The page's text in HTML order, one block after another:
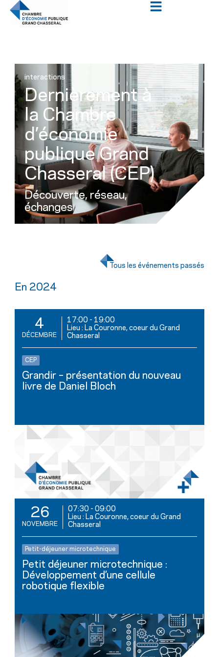
interactions
Dernièrement à
la Chambre
d’économie
publique Grand
Chasseral (CEP)
Découverte, réseau,
échanges
Tous les événements passés
En 2024
4
DÉCEMBRE
17:00 - 19:00
Lieu : La Couronne, coeur du Grand
Chasseral
CEP
Grandir – présentation du nouveau
livre de Daniel Bloch
26
NOVEMBRE
07:30 - 09:00
Lieu : La Couronne, coeur du Grand
Chasseral
Petit-déjeuner microtechnique
Petit déjeuner microtechnique :
Développement d’une cellule
robotique flexible